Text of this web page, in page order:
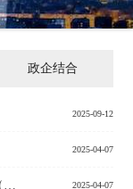
政企结合
2025-09-12
2025-04-07
中关村论坛•新质之路 2025生命健康产业（保定）创新发展大会 2025-04-07